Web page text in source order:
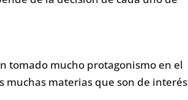
tomado mucho protagonismo en el
muchas materias que son de interés